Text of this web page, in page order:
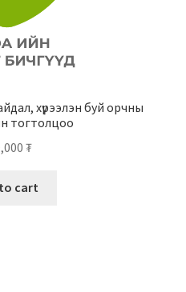
хүрээлэн буй орчны
тогтолцоо
₮
cart